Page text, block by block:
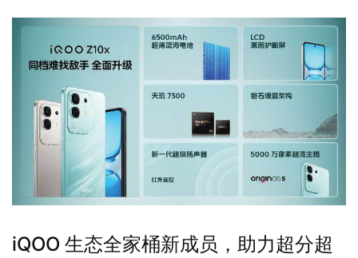
iQOO 生态全家桶新成员，助力超分超